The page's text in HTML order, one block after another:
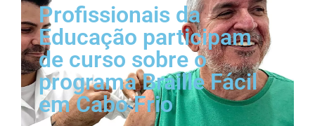
Profissionais da
Educação participam
de curso sobre o
programa Braille Fácil
em Cabo Frio